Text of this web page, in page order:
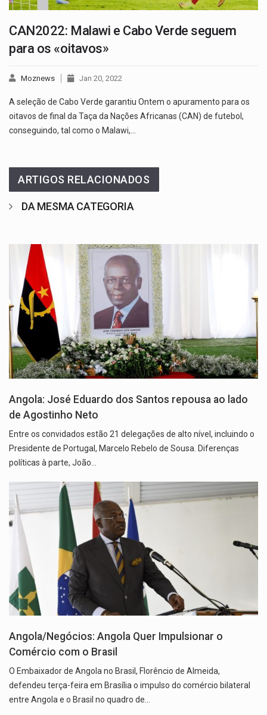
CAN2022: Malawi e Cabo Verde seguem
para os «oitavos»
Moznews Jan 20, 2022
A seleção de Cabo Verde garantiu Ontem o apuramento para os
oitavos de final da Taça da Nações Africanas (CAN) de futebol,
conseguindo, tal como o Malawi,…
ARTIGOS RELACIONADOS
DA MESMA CATEGORIA
Angola: José Eduardo dos Santos repousa ao lado
de Agostinho Neto
Entre os convidados estão 21 delegações de alto nível, incluindo o
Presidente de Portugal, Marcelo Rebelo de Sousa. Diferenças
políticas à parte, João…
Angola/Negócios: Angola Quer Impulsionar o
Comércio com o Brasil
O Embaixador de Angola no Brasil, Florêncio de Almeida,
defendeu terça-feira em Brasília o impulso do comércio bilateral
entre Angola e o Brasil no quadro de…